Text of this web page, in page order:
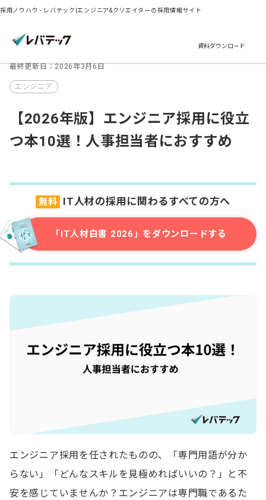
採用ノウハウ - レバテック|エンジニア&クリエイターの採用情報サイト
資料ダウンロード
最終更新日：2026年3月6日
エンジニア
【2026年版】エンジニア採用に役立
つ本10選！人事担当者におすすめ
無料 IT人材の採用に関わるすべての方へ
「IT人材白書 2026」をダウンロードする
エンジニア採用を任されたものの、「専門用語が分か
らない」「どんなスキルを見極めればいいの？」と不
安を感じていませんか？エンジニアは専門職であるた